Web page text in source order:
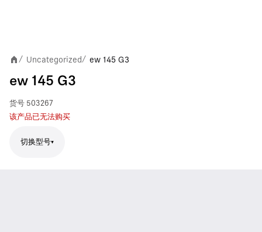
/ Uncategorized / ew 145 G3
ew 145 G3
货号 503267
该产品已无法购买
切换型号